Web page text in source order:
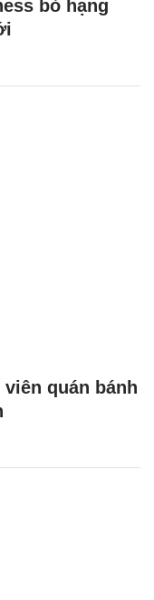
bỏ hạng
quán bánh